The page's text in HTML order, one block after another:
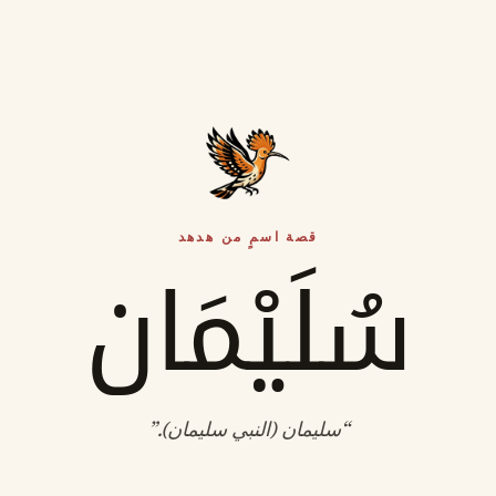
قصة اسمٍ من هدهد
سُلَيْمَان
“سليمان (النبي سليمان).”